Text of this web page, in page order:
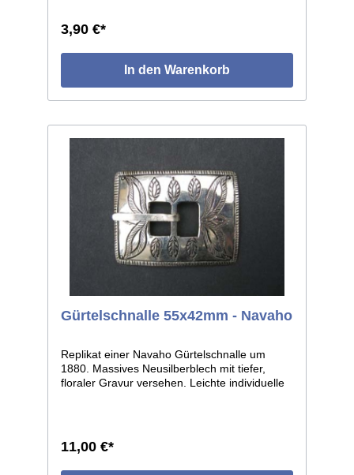
3,90 €*
In den Warenkorb
Gürtelschnalle 55x42mm - Navaho
Replikat einer Navaho Gürtelschnalle um
1880. Massives Neusilberblech mit tiefer,
floraler Gravur versehen. Leichte individuelle
11,00 €*